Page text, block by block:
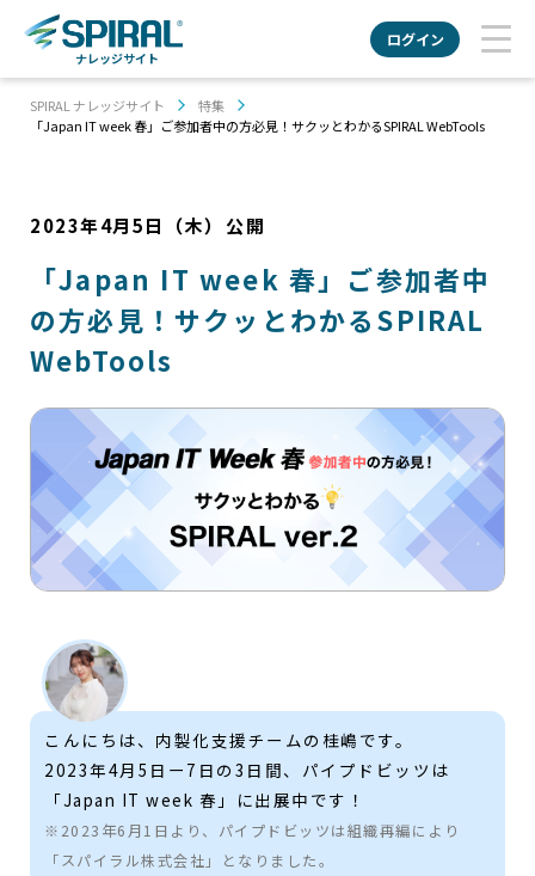
ナレッジサイト
ログイン
SPIRAL ナレッジサイト
特集
「Japan IT week 春」ご参加者中の方必見！サクッとわかるSPIRAL WebTools
2023年4月5日（木） 公開
「Japan IT week 春」ご参加者中
の方必見！サクッとわかるSPIRAL
WebTools
こんにちは、内製化支援チームの桂嶋です。
2023年4月5日ー7日の3日間、パイプドビッツは
「Japan IT week 春」に出展中です！
※2023年6月1日より、パイプドビッツは組織再編により
「スパイラル株式会社」となりました。